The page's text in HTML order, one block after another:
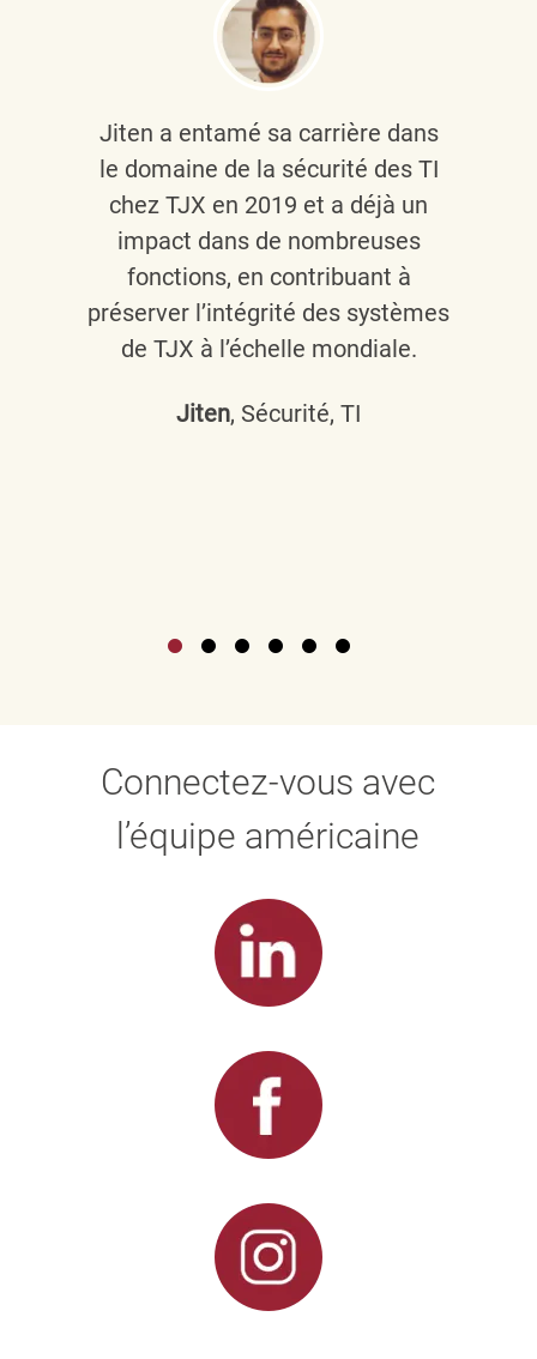
Jiten a entamé sa carrière dans
le domaine de la sécurité des TI
chez TJX en 2019 et a déjà un
impact dans de nombreuses
fonctions, en contribuant à
préserver l’intégrité des systèmes
de TJX à l’échelle mondiale.
Jiten, Sécurité, TI
Connectez-vous avec
l’équipe américaine